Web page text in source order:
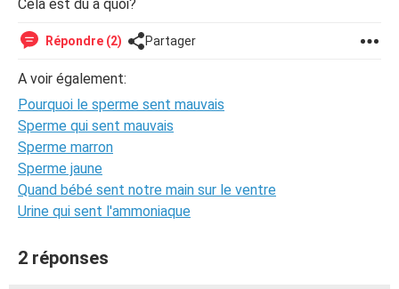
Cela est dû à quoi?
Répondre (2) Partager
A voir également:
Pourquoi le sperme sent mauvais
Sperme qui sent mauvais
Sperme marron
Sperme jaune
Quand bébé sent notre main sur le ventre
Urine qui sent l'ammoniaque
2 réponses